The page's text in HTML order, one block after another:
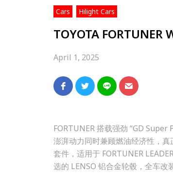
Cars Hilight Cars
TOYOTA FORTUNER
April 1, 2025
FORTUNER 搭载强劲 “GD
澎湃动力同时兼顾燃油经济性，
套件，适用于 FORTUNER
选的 LENSO 铝合金轮毂，全车改